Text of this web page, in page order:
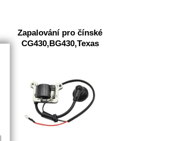
Zapalování pro čínské
CG430,BG430,Texas